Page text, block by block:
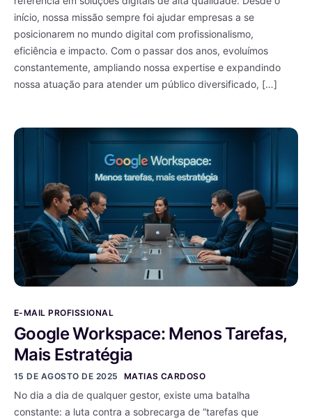
início, nossa missão sempre foi ajudar empresas a se
posicionarem no mundo digital com profissionalismo,
eficiência e impacto. Com o passar dos anos, evoluímos
constantemente, ampliando nossa expertise e expandindo
nossa atuação para atender um público diversificado, […]
E-MAIL PROFISSIONAL
Google Workspace: Menos Tarefas,
Mais Estratégia
15 DE AGOSTO DE 2025 MATIAS CARDOSO
No dia a dia de qualquer gestor, existe uma batalha
constante: a luta contra a sobrecarga de “tarefas que